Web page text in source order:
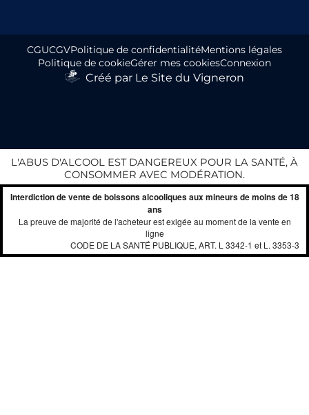
CGUCGVPolitique de confidentialitéMentions légales
Politique de cookieGérer mes cookiesConnexion
Créé par Le Site du Vigneron
L'ABUS D'ALCOOL EST DANGEREUX POUR LA SANTÉ, À
CONSOMMER AVEC MODÉRATION.
Interdiction de vente de boissons alcooliques aux mineurs de moins de 18
ans
La preuve de majorité de l'acheteur est exigée au moment de la vente en
ligne
CODE DE LA SANTÉ PUBLIQUE, ART. L 3342-1 et L. 3353-3